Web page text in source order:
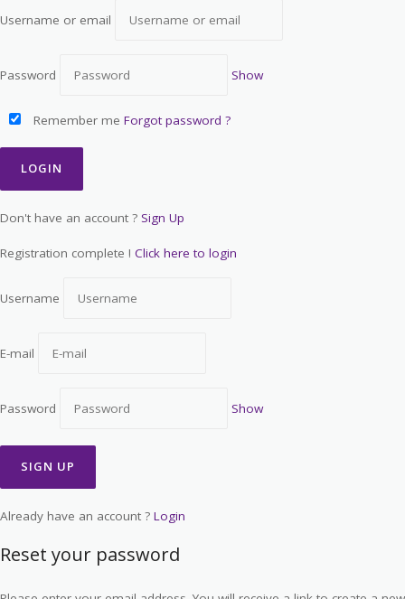
Username or email
Password Show
Remember me Forgot password ?
Don't have an account ? Sign Up
Registration complete ! Click here to login
Username
E-mail
Password Show
Already have an account ? Login
Reset your password